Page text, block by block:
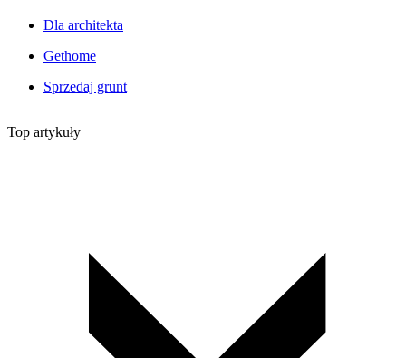
Dla architekta
Gethome
Sprzedaj grunt
Top artykuły